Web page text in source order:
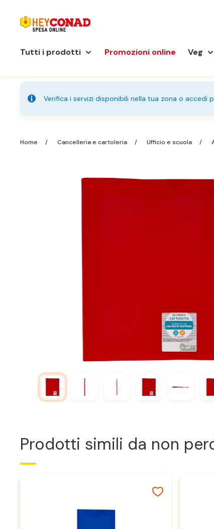
Tutti i prodotti Promozioni online Veg
Verifica i servizi disponibili nella tua zona o
Home Cancelleria e cartoleria Ufficio e scuola
Prodotti simili da non